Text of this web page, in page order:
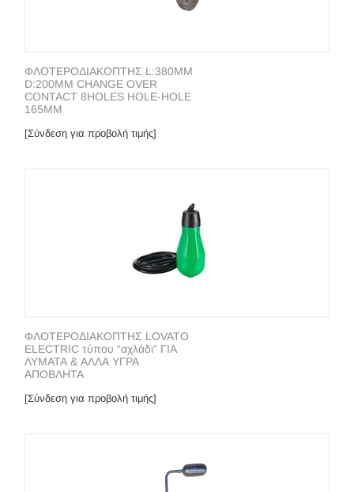
ΦΛΟΤΕΡΟΔΙΑΚΟΠΤΗΣ L:380MM
D:200MM CHANGE OVER
CONTACT 8HOLES HOLE-HOLE
165MM
[Σύνδεση για προβολή τιμής]
ΦΛΟΤΕΡΟΔΙΑΚΟΠΤΗΣ LOVATO
ELECTRIC τύπου “αχλάδι” ΓΙΑ
ΛΥΜΑΤΑ & ΑΛΛΑ ΥΓΡΑ
ΑΠΟΒΛΗΤΑ
[Σύνδεση για προβολή τιμής]